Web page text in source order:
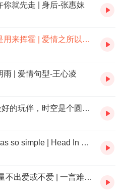
就先走 | 身后-张惠妹
你总说爱情之所以为爱情 是用来挥霍 | 爱情之所以为爱情-梁静茹
雨 | 爱情句型-王心凌
不要哭我最亲爱的人，我最好的玩伴，时空是个圆圈，直行或是转弯，我们最终都会相见。 | 我记得-赵雷
I miss the days when life was so simple | Head In The Clouds-Hayd
我一言难尽 忍不住伤心 衡量不出爱或不爱 | 一言难尽-张宇